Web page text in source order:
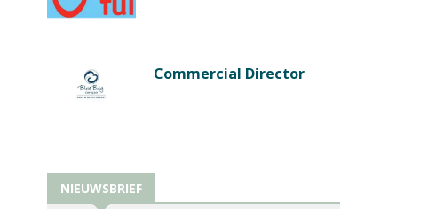
Commercial Director
NIEUWSBRIEF